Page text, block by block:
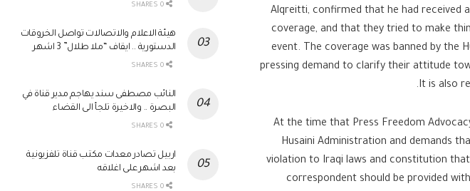
Alqreitti, confirmed that he had received
coverage, and that they tried to make
event. The coverage was banned by the
pressing demand to clarify their attitude
It is also
At the time that Press Freedom
Husaini Administration and demands
violation to Iraqi laws and constitution
correspondent should be provided
هيئة الاعلام والاتصالات تواصل الخروقات
الدستورية .. ايقاف “ملا طلال” 3 اشهر
النائب مصطفى سند يهاجم مدير قناة في
البصرة .. والاخيرة تلجأ الى القضاء
اربيل تصادر معدات مكتب قناة تلفزيونية
بعد اشهر على اغلاقه